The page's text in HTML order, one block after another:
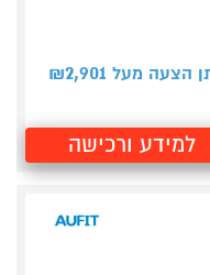
הצעה מעל ₪ 2,901
למידע ורכישה